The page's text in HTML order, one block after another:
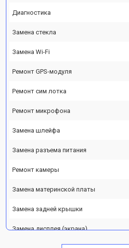
Диагностика
Замена стекла
Замена Wi-Fi
Ремонт GPS-модуля
Ремонт сим лотка
Ремонт микрофона
Замена шлейфа
Замена разъема питания
Ремонт камеры
Замена материнской платы
Замена задней крышки
Замена дисплея (экрана)